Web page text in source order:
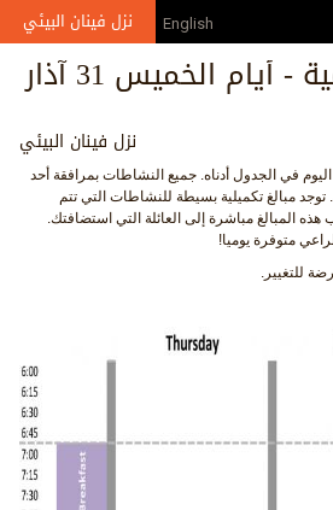
Jump to navigation
English نزل فينان البيئي
النشاطات اليومية - أيام الخميس 31 آذار
نزل فينان البيئي
في الجدول أدناه. جميع النشاطات بمرافقة أحد
مبالغ تكميلية بسيطة للنشاطات التي تتم
المبالغ مباشرة إلى العائلة التي استضافتك.
متوفرة يوميا!
للتغيير.